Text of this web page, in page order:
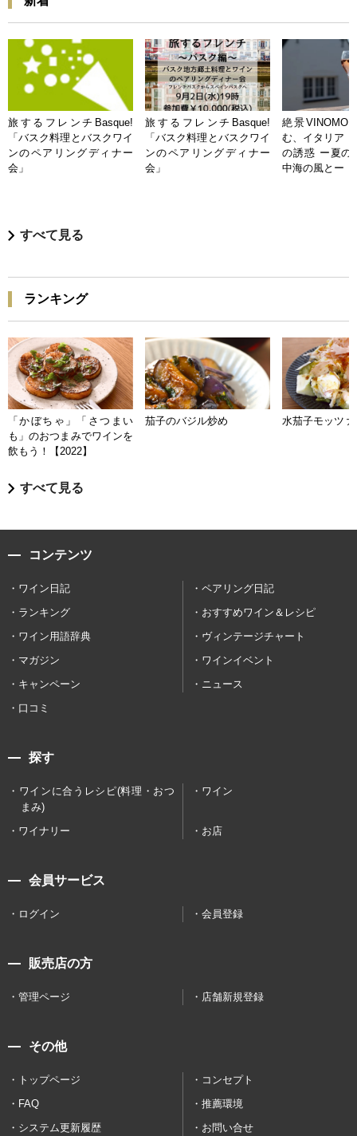
旅するフレンチBasque!
「バスク料理とバスクワイ
ンのペアリングディナー
会」
旅するフレンチBasque!
「バスク料理とバスクワイ
ンのペアリングディナー
会」
絶景
む、イタリア
の誘惑 ー夏の
中海の風とー
すべて見る
ランキング
「かぼちゃ」「さつまい
も」のおつまみでワインを
飲もう！【2022】
茄子のバジル炒め 水茄子モッツァ
すべて見る
コンテンツ
ワイン日記
ペアリング日記
ランキング
おすすめワイン＆レシピ
ワイン用語辞典
ヴィンテージチャート
マガジン
ワインイベント
キャンペーン
ニュース
口コミ
探す
ワインに合うレシピ(料理・おつ
まみ)
ワイン
ワイナリー お店
会員サービス
ログイン 会員登録
販売店の方
管理ページ 店舗新規登録
その他
トップページ
コンセプト
FAQ
推薦環境
システム更新履歴
お問い合せ